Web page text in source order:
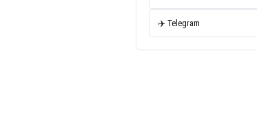
✈️ Telegram